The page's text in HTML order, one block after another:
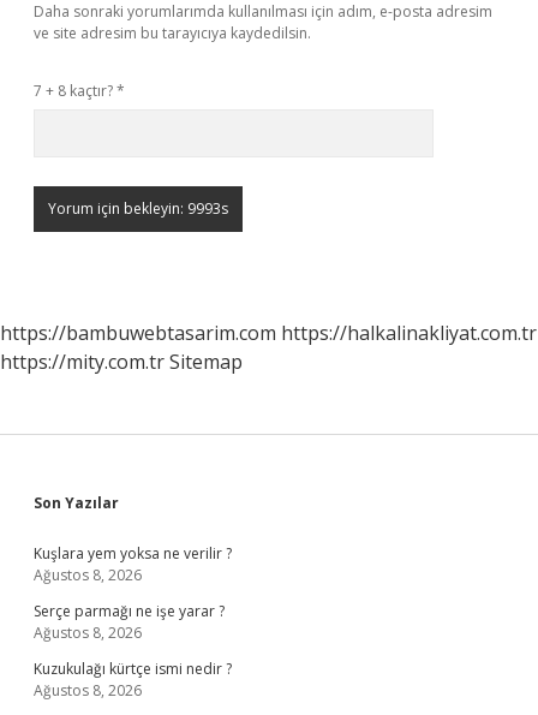
Daha sonraki yorumlarımda kullanılması için adım, e-posta adresim
ve site adresim bu tarayıcıya kaydedilsin.
7 + 8 kaçtır?*
https://bambuwebtasarim.com https://halkalinakliyat.com.tr
https://mity.com.trSitemap
Sidebar
Son Yazılar
Kuşlara yem yoksa ne verilir ?
Ağustos 8, 2026
Serçe parmağı ne işe yarar ?
Ağustos 8, 2026
Kuzukulağı kürtçe ismi nedir ?
Ağustos 8, 2026